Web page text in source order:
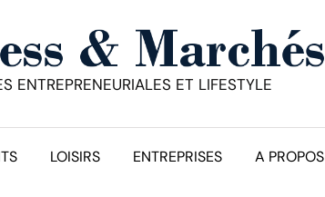
ENTREPRENEURIALES ET LIFESTYLE
LOISIRS ENTREPRISES A PROPOS